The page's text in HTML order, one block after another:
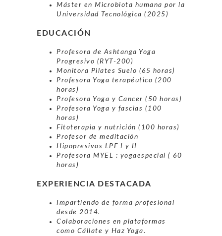
Máster en Microbiota humana por la
Universidad Tecnológica (2025)
EDUCACIÓN
Profesora de Ashtanga Yoga
Progresivo (RYT-200)
Monitora Pilates Suelo (65 horas)
Profesora Yoga terapéutico (200
horas)
Profesora Yoga y Cancer (50 horas)
Profesora Yoga y fascias (100
horas)
Fitoterapia y nutrición (100 horas)
Profesor de meditación
Hipopresivos LPF I y II
Profesora MYEL : yogaespecial ( 60
horas)
EXPERIENCIA DESTACADA
Impartiendo de forma profesional
desde 2014.
Colaboraciones en plataformas
como Cállate y Haz Yoga.